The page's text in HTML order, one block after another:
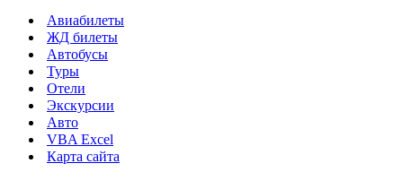
Авиабилеты
ЖД билеты
Автобусы
Туры
Отели
Экскурсии
Авто
VBA Excel
Карта сайта